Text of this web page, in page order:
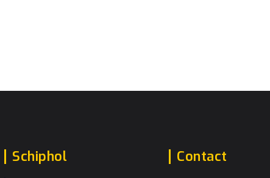
Schiphol Contact